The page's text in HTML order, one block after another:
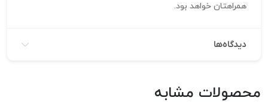
همراهتان خواهد بود.
دیدگاه‌ها
محصولات مشابه